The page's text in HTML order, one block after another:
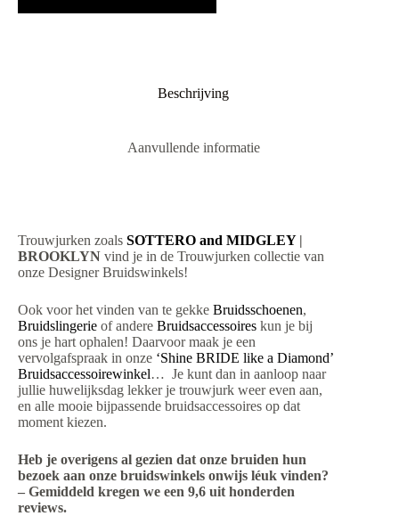
Beschrijving
Aanvullende informatie
Trouwjurken zoals SOTTERO and MIDGLEY|
BROOKLYN vind je in de Trouwjurken collectie van
onze Designer Bruidswinkels!
Ook voor het vinden van te gekke Bruidsschoenen,
Bruidslingerie of andere Bruidsaccessoires kun je bij
ons je hart ophalen! Daarvoor maak je een
vervolgafspraak in onze ‘Shine BRIDE like a Diamond’
Bruidsaccessoirewinkel… Je kunt dan in aanloop naar
jullie huwelijksdag lekker je trouwjurk weer even aan,
en alle mooie bijpassende bruidsaccessoires op dat
moment kiezen.
Heb je overigens al gezien dat onze bruiden hun
bezoek aan onze bruidswinkels onwijs léuk vinden?
– Gemiddeld kregen we een 9,6 uit honderden
reviews.